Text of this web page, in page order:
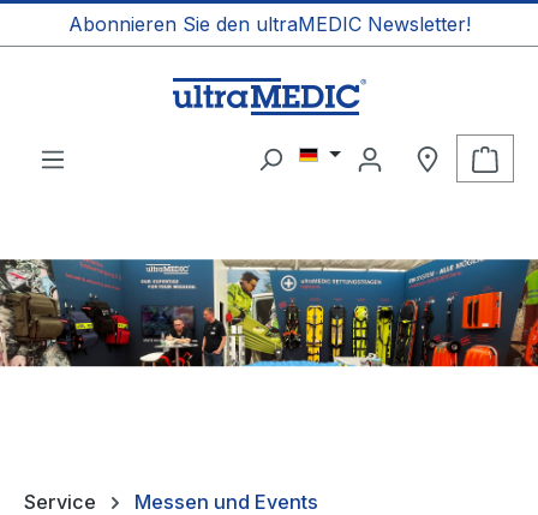
springen
Abonnieren Sie den ultraMEDIC Newsletter!
Service Messen und Events